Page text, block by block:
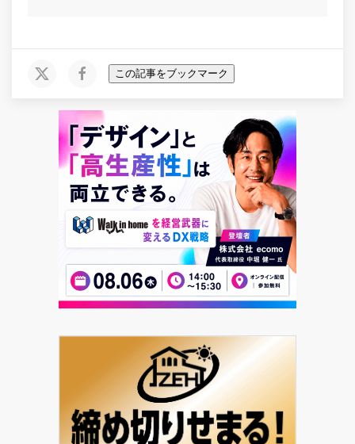
この記事をブックマーク